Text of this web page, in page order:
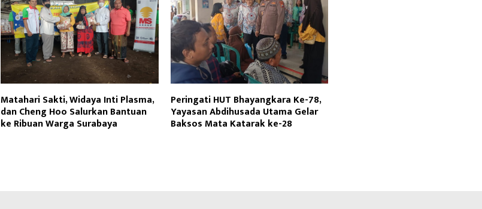
Matahari Sakti, Widaya Inti Plasma,
dan Cheng Hoo Salurkan Bantuan
ke Ribuan Warga Surabaya
Peringati HUT Bhayangkara Ke-78,
Yayasan Abdihusada Utama Gelar
Baksos Mata Katarak ke-28